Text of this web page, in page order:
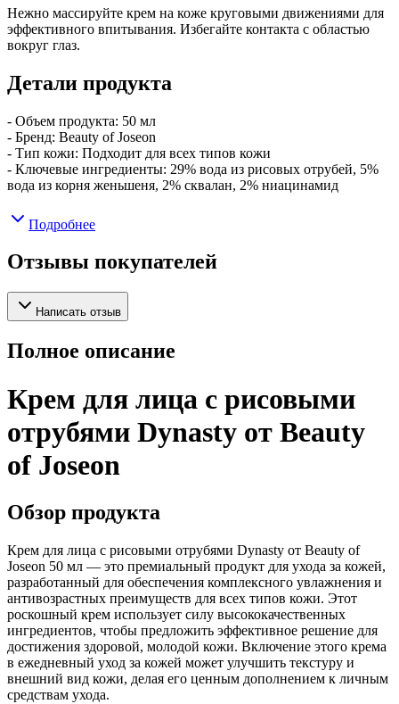
Нежно массируйте крем на коже круговыми движениями для
эффективного впитывания. Избегайте контакта с областью
вокруг глаз.
Детали продукта
- Объем продукта: 50 мл
- Бренд: Beauty of Joseon
- Тип кожи: Подходит для всех типов кожи
- Ключевые ингредиенты: 29% вода из рисовых отрубей, 5%
вода из корня женьшеня, 2% сквалан, 2% ниацинамид
Подробнее
Отзывы покупателей
Написать отзыв
Полное описание
Крем для лица с рисовыми
отрубями Dynasty от Beauty
of Joseon
Обзор продукта
Крем для лица с рисовыми отрубями Dynasty от Beauty of
Joseon 50 мл — это премиальный продукт для ухода за кожей,
разработанный для обеспечения комплексного увлажнения и
антивозрастных преимуществ для всех типов кожи. Этот
роскошный крем использует силу высококачественных
ингредиентов, чтобы предложить эффективное решение для
достижения здоровой, молодой кожи. Включение этого крема
в ежедневный уход за кожей может улучшить текстуру и
внешний вид кожи, делая его ценным дополнением к личным
средствам ухода.